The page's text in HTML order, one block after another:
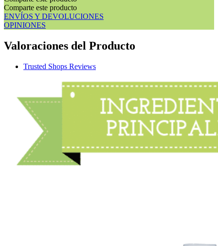
Comparte este producto
ENVÍOS Y DEVOLUCIONES
OPINIONES
Valoraciones del Producto
Trusted Shops Reviews